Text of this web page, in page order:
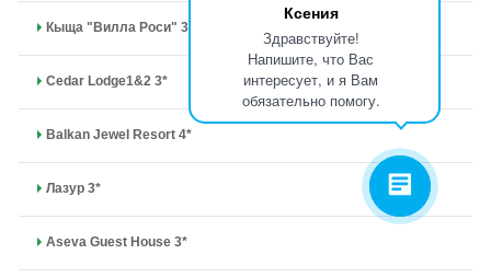
Ксения
Здравствуйте!
Напишите, что Вас
интересует, и я Вам
обязательно помогу.
Кыща "Вилла Роси" 3*
Cedar Lodge1&2 3*
Balkan Jewel Resort 4*
Лазур 3*
Aseva Guest House 3*